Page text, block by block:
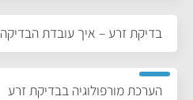
בדיקת זרע – איך עובדת הבדיקה
הערכת מורפולוגיה בבדיקת זרע